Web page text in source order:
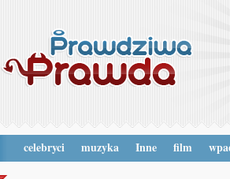
celebryci muzyka Inne film